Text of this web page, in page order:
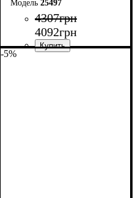
25497
4307грн
4092грн
-5%